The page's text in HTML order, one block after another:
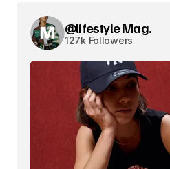
@lifestyle Mag.
127k Followers